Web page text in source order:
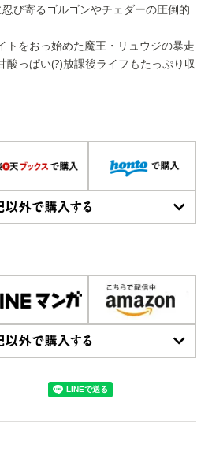
び寄るゴルゴンやチェダーの圧倒的
トをおっ始めた魔王・リュウジの暴走
酸っぱい(?)放課後ライフもたっぷり収